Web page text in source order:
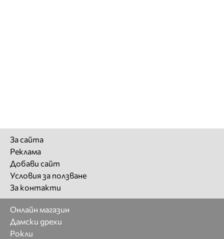
За сайта
Реклама
Добави сайт
Условия за ползване
За контакти
Онлайн магазин
Дамски дрехи
Рокли